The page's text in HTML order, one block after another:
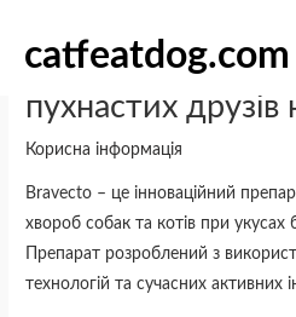
catfeatdog.com
Bravecto
пухнастих
Корисна інформація
Bravecto – це інноваційний
хвороб собак та котів при укусах
Препарат розроблений з
технологій та сучасних активних
тут...